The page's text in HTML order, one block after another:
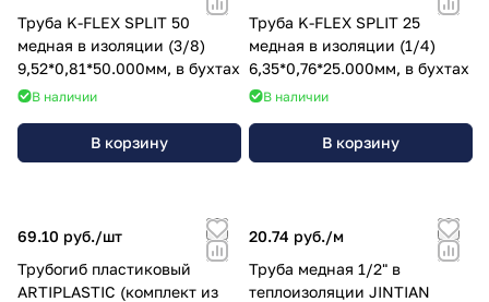
Труба K-FLEX SPLIT 50
медная в изоляции (3/8)
9,52*0,81*50.000мм, в бухтах
В наличии
В корзину
Труба K-FLEX SPLIT 25
медная в изоляции (1/4)
6,35*0,76*25.000мм, в бухтах
В наличии
В корзину
69.10 руб./шт
Трубогиб пластиковый
ARTIPLASTIC (комплект из
20.74 руб./м
Труба медная 1/2" в
теплоизоляции JINTIAN